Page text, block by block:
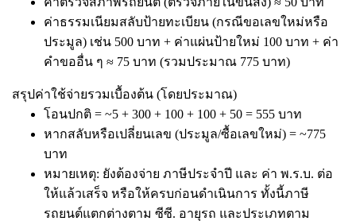
ค่าธรรมเนียมสลับป้ายทะเบียน (กรณีขอเลขใหม่หรือ
ประมูล) เช่น 500 บาท + ค่าแผ่นป้ายใหม่ 100 บาท + ค่า
คำขออื่น ๆ ≈ 75 บาท (รวมประมาณ 775 บาท)
สรุปค่าใช้จ่ายรวมเบื้องต้น (โดยประมาณ)
โอนปกติ = ~5 + 300 + 100 + 100 + 50 = 555 บาท
หากสลับหรือเปลี่ยนเลข (ประมูล/ซื้อเลขใหม่) = ~775
บาท
หมายเหตุ: ยังต้องจ่าย ภาษีประจำปี และ ค่า พ.ร.บ. ต่อ
ให้แล้วเสร็จ หรือให้ครบก่อนดำเนินการ ทั้งนี้ภาษี
รถยนต์แตกต่างตาม ซีซี. อายุรถ และประเภทตาม